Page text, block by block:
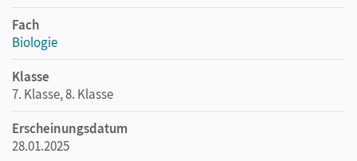
Fach
Biologie
Klasse
7. Klasse, 8. Klasse
Erscheinungsdatum
28.01.2025